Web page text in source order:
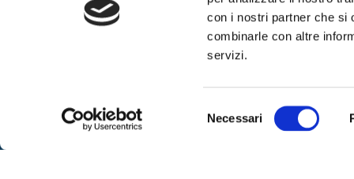
con i nostri partner che si
combinarle con altre
servizi.
del
Necessari
Telefono0481-593111
0481-593410
–
su